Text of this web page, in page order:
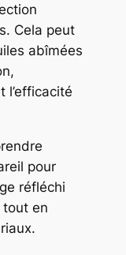
Cela peut
abîmées
l’efficacité
pour
réfléchi
en